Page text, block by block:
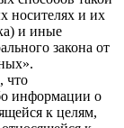
носителях и их
и иные
закона от
что
информации о
к целям,